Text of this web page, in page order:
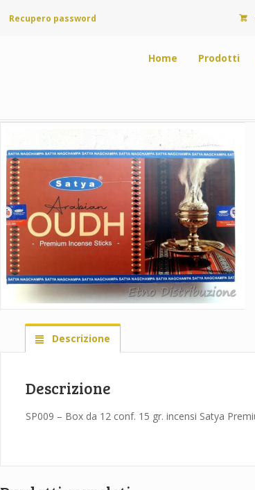
Recupero password
Home Prodotti
Descrizione
Descrizione
SP009 – Box da 12 conf. 15 gr. incensi Satya